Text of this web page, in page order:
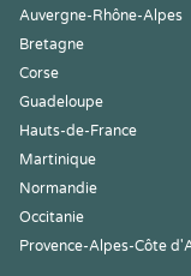
Auvergne-Rhône-Alpes
Bretagne
Corse
Guadeloupe
Hauts-de-France
Martinique
Normandie
Occitanie
Provence-Alpes-Côte